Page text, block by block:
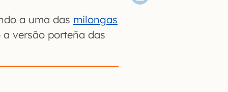
a uma das milongas
versão porteña das